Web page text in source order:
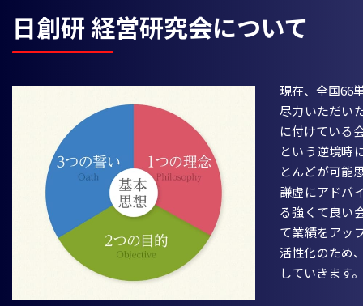
日創研 経営研究会について
現在、全国66
尽力いただい
に付けている
という逆境時
とんどが可能
謙虚にアドバ
る強くて良い
て業績をアッ
活性化のため
していきます。